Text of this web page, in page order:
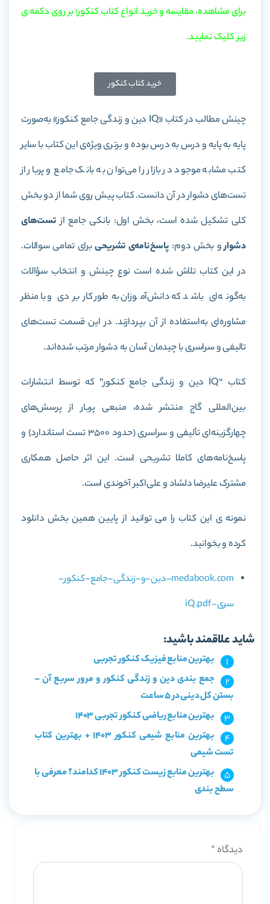
برای مشاهده، مقایسه و خرید انواع کتاب کنکور؛ بر روی دکمه ی
زیر کلیک نمایید.
خرید کتاب کنکور
چینش مطالب در کتاب «IQ دین و زندگی جامع کنکور» به‌صورت
پایه به پایه و درس به درس بوده و برتری ویژه‌ی این کتاب با سایر
کتب مشابه موجود در بازار را می‌توان به بانک جامع و پربار از
تست‌های دشوار در آن دانست. کتاب پیش روی شما از دو بخش
کلی تشکیل شده است، بخش اول: بانکی جامع ازتست‌های
دشوارو بخش دوم: پاسخ‌نامه‌ی تشریحیبرای تمامی سوالات.
در این کتاب تلاش شده است نوع چینش و انتخاب سؤالات
به‌گونه‌ای باشد که دانش‌آموزان به‌طور کاربردی و با منظر
مشاوره‌ای به‌استفاده از آن بپردازند. در این قسمت تست‌های
تالیفی و سراسری با چیدمان آسان به دشوار مرتب شده‌اند.
کتاب “IQ دین و زندگی جامع کنکور” که توسط انتشارات
بین‌المللی گاج منتشر شده، منبعی پربار از پرسش‌های
چهارگزینه‌ای تألیفی و سراسری (حدود 3500 تست استاندارد) و
پاسخ‌نامه‌های کاملا تشریحی است. این اثر حاصل همکاری
مشترک علیرضا دلشاد و علی‌اکبر آخوندی است.
نمونه ی این کتاب را می توانید از پایین همین بخش دانلود
کرده و بخوانید.
medabook.com-دین-و-زندگی-جامع-کنکور-
سری-iQ.pdf
شاید علاقمند باشید:
بهترین منابع فیزیک کنکور تجربی
جمع بندی دین و زندگی کنکور و مرور سربع آن –
بستن کل دینی در ۵ ساعت
بهترین منابع ریاضی کنکور تجربی 1403
بهترین منابع شیمی کنکور 1403 + بهترین کتاب
تست شیمی
بهترین منابع زیست کنکور 1403 کدامند؟ معرفی با
سطح بندی
دیدگاه *